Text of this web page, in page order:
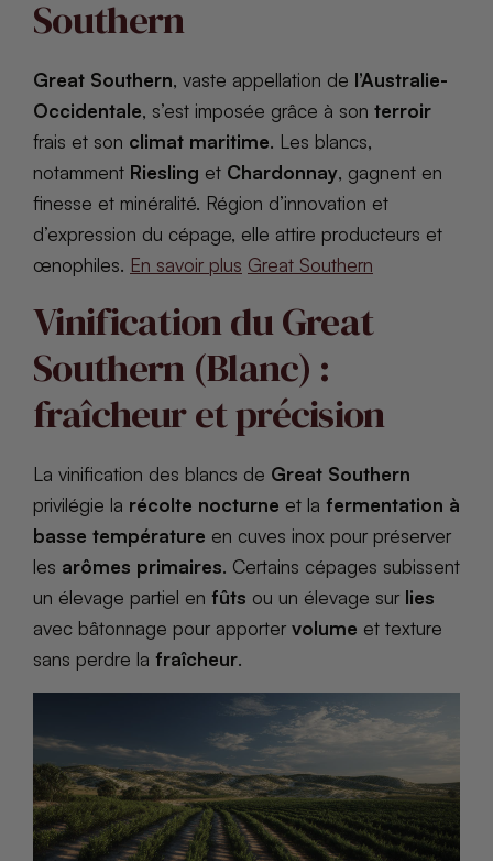
Southern
Great Southern, vaste appellation de l’Australie-
Occidentale, s’est imposée grâce à son terroir
frais et son climat maritime. Les blancs,
notamment Riesling et Chardonnay, gagnent en
finesse et minéralité. Région d’innovation et
d’expression du cépage, elle attire producteurs et
œnophiles. En savoir plus Great Southern
Vinification du Great
Southern (Blanc) :
fraîcheur et précision
La vinification des blancs de Great Southern
privilégie la récolte nocturne et la fermentation à
basse température en cuves inox pour préserver
les arômes primaires. Certains cépages subissent
un élevage partiel en fûts ou un élevage sur lies
avec bâtonnage pour apporter volume et texture
sans perdre la fraîcheur.